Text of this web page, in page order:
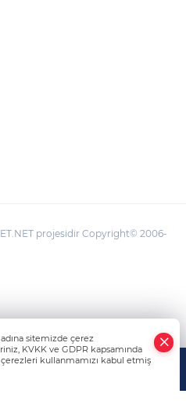
projesidir Copyright© 2006-
sitemizde çerez
KVKK ve GDPR kapsamında
kullanmamızı kabul etmiş